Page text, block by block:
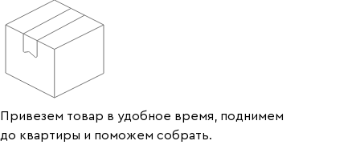
Привезем товар в удобное время, поднимем
до квартиры и поможем собрать.